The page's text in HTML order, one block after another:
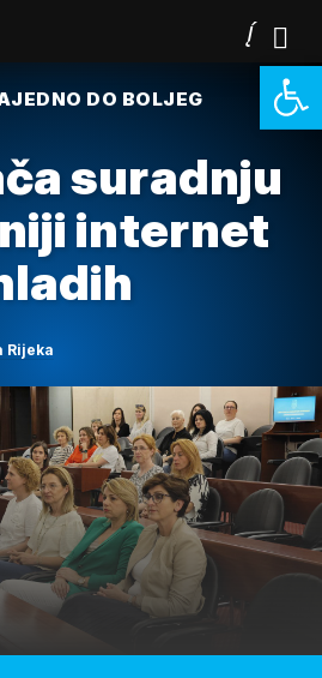
DO BOLJEG
suradnju
internet
Rijeka